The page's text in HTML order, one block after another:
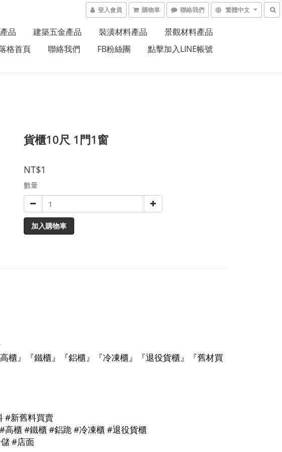
登入會員 購物車 聯絡我們 繁體中文
品 建築五金產品 裝潢材料產品
景觀材料產品
格首頁 聯絡我們 FB粉絲團 點擊加入LINE帳號
貨櫃10尺 1門1窗
NT$1
數量
加入購物車
櫃』『鐵櫃』『鋁櫃』『冷凍櫃』『退役貨櫃』『舊材買
#新舊料買賣
#高櫃#鐵櫃#鋁跪#冷凍櫃#退役貨櫃
#店面